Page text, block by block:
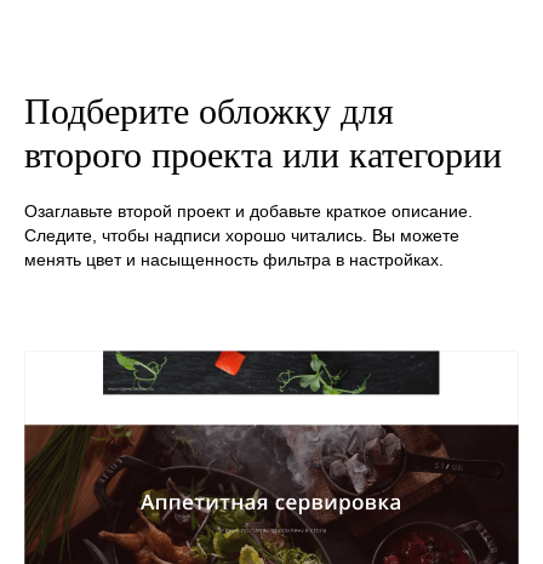
Подберите обложку для
второго проекта или категории
Озаглавьте второй проект и добавьте краткое описание.
Следите, чтобы надписи хорошо читались. Вы можете
менять цвет и насыщенность фильтра в настройках.